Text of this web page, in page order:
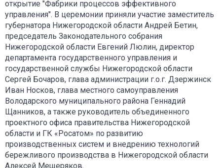
открытие "Фабрики процессов эффективного
управления". В церемонии приняли участие заместитель
губернатора Нижегородской области Андрей Бетин,
председатель Законодательного собрания
Нижегородской области Евгений Люлин, директор
департамента государственного управления и
государственной службы Нижегородской области
Сергей Бочаров, глава администрации г.о.г. Дзержинск
Иван Носков, глава местного самоуправления
Володарского муниципального района Геннадий
Щанников, а также руководитель объединенного
проектного офиса правительства Нижегородской
области и ГК «Росатом» по развитию
производственных систем и внедрению технологий
бережливого производства в Нижегородской области
Алексей Мещеряков.